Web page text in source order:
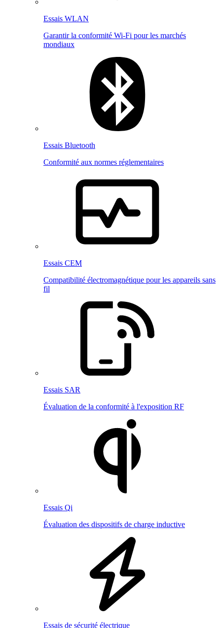
Essais WLAN
Garantir la conformité Wi-Fi pour les marchés
mondiaux
Essais Bluetooth
Conformité aux normes réglementaires
Essais CEM
Compatibilité électromagnétique pour les appareils sans
fil
Essais SAR
Évaluation de la conformité à l'exposition RF
Essais Qi
Évaluation des dispositifs de charge inductive
Essais de sécurité électrique